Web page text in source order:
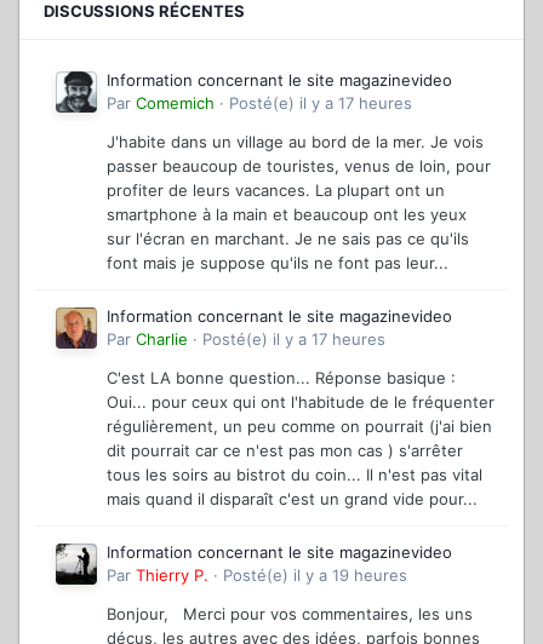
DISCUSSIONS RÉCENTES
Information concernant le site magazinevideo
Par Comemich · Posté(e) il y a 17 heures
J'habite dans un village au bord de la mer. Je vois
passer beaucoup de touristes, venus de loin, pour
profiter de leurs vacances. La plupart ont un
smartphone à la main et beaucoup ont les yeux
sur l'écran en marchant. Je ne sais pas ce qu'ils
font mais je suppose qu'ils ne font pas leur...
Information concernant le site magazinevideo
Par Charlie · Posté(e) il y a 17 heures
C'est LA bonne question... Réponse basique :
Oui... pour ceux qui ont l'habitude de le fréquenter
régulièrement, un peu comme on pourrait (j'ai bien
dit pourrait car ce n'est pas mon cas ) s'arrêter
tous les soirs au bistrot du coin... Il n'est pas vital
mais quand il disparaît c'est un grand vide pour...
Information concernant le site magazinevideo
Par Thierry P. · Posté(e) il y a 19 heures
Bonjour, Merci pour vos commentaires, les uns
déçus, les autres avec des idées, parfois bonnes